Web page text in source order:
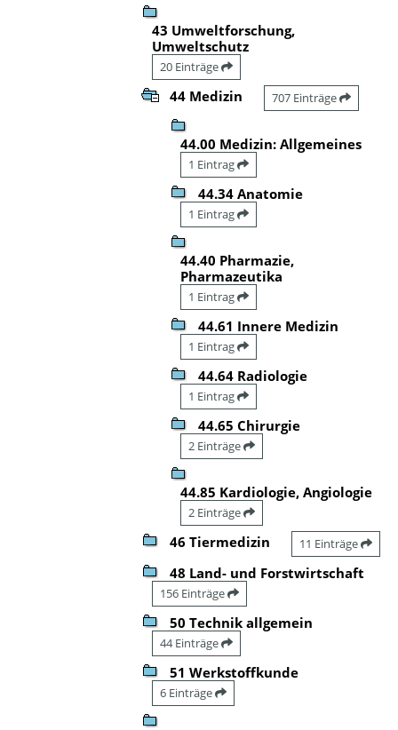
43 Umweltforschung,
Umweltschutz
20 Einträge
44 Medizin 707 Einträge
44.00 Medizin: Allgemeines
1 Eintrag
44.34 Anatomie
1 Eintrag
44.40 Pharmazie,
Pharmazeutika
1 Eintrag
44.61 Innere Medizin
1 Eintrag
44.64 Radiologie
1 Eintrag
44.65 Chirurgie
2 Einträge
44.85 Kardiologie, Angiologie
2 Einträge
46 Tiermedizin 11 Einträge
48 Land- und Forstwirtschaft
156 Einträge
50 Technik allgemein
44 Einträge
51 Werkstoffkunde
6 Einträge